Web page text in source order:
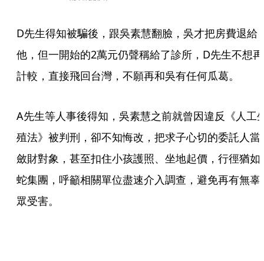
D先生得知被騙後，跟吳素慧翻臉，吳才把房費退給
他，但一開始的2萬元仍聲稱給了診所，D先生不想再
計較，直接飛回台灣，不願再和吳有任何瓜葛。
A先生等人事後得知，吳素慧之前就曾因違反《人工
殖法》被判刑，卻不知悔改，把求子心切的委託人當
斂財對象，甚至扣住小孩護照、坐地起價，行徑猶如
蛇集團，呼籲相關單位盡速介入調查，避免再有無辜
眾受害。